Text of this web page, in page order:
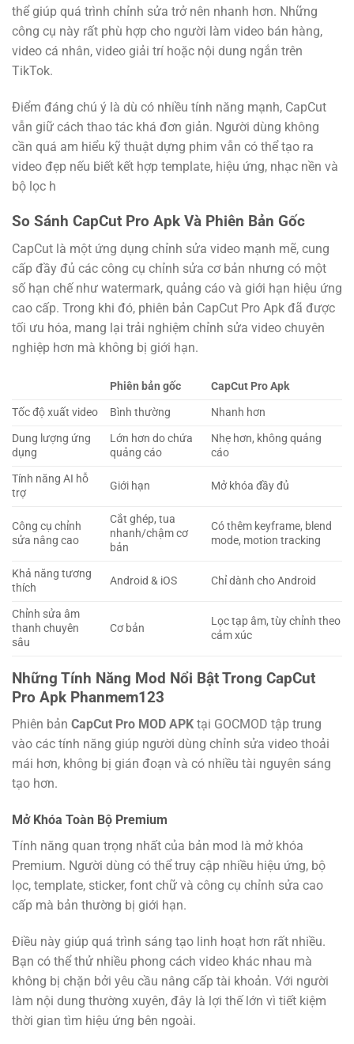
thể giúp quá trình chỉnh sửa trở nên nhanh hơn. Những
công cụ này rất phù hợp cho người làm video bán hàng,
video cá nhân, video giải trí hoặc nội dung ngắn trên
TikTok.
Điểm đáng chú ý là dù có nhiều tính năng mạnh, CapCut
vẫn giữ cách thao tác khá đơn giản. Người dùng không
cần quá am hiểu kỹ thuật dựng phim vẫn có thể tạo ra
video đẹp nếu biết kết hợp template, hiệu ứng, nhạc nền và
bộ lọc h
So Sánh CapCut Pro Apk Và Phiên Bản Gốc
CapCut là một ứng dụng chỉnh sửa video mạnh mẽ, cung
cấp đầy đủ các công cụ chỉnh sửa cơ bản nhưng có một
số hạn chế như watermark, quảng cáo và giới hạn hiệu ứng
cao cấp. Trong khi đó, phiên bản CapCut Pro Apk đã được
tối ưu hóa, mang lại trải nghiệm chỉnh sửa video chuyên
nghiệp hơn mà không bị giới hạn.
Phiên bản gốc
CapCut Pro Apk
Tốc độ xuất video
Bình thường
Nhanh hơn
Dung lượng ứng
dụng
Lớn hơn do chứa
quảng cáo
Nhẹ hơn, không quảng
cáo
Tính năng AI hỗ
trợ
Giới hạn Mở khóa đầy đủ
Công cụ chỉnh
sửa nâng cao
Cắt ghép, tua
nhanh/chậm cơ
bản
Có thêm keyframe, blend
mode, motion tracking
Khả năng tương
thích
Android & iOS Chỉ dành cho Android
Chỉnh sửa âm
thanh chuyên
sâu
Cơ bản
Lọc tạp âm, tùy chỉnh theo
cảm xúc
Những Tính Năng Mod Nổi Bật Trong CapCut
Pro Apk Phanmem123
Phiên bản CapCut Pro MOD APK tại GOCMOD tập trung
vào các tính năng giúp người dùng chỉnh sửa video thoải
mái hơn, không bị gián đoạn và có nhiều tài nguyên sáng
tạo hơn.
Mở Khóa Toàn Bộ Premium
Tính năng quan trọng nhất của bản mod là mở khóa
Premium. Người dùng có thể truy cập nhiều hiệu ứng, bộ
lọc, template, sticker, font chữ và công cụ chỉnh sửa cao
cấp mà bản thường bị giới hạn.
Điều này giúp quá trình sáng tạo linh hoạt hơn rất nhiều.
Bạn có thể thử nhiều phong cách video khác nhau mà
không bị chặn bởi yêu cầu nâng cấp tài khoản. Với người
làm nội dung thường xuyên, đây là lợi thế lớn vì tiết kiệm
thời gian tìm hiệu ứng bên ngoài.